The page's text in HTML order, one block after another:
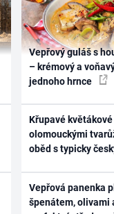
Vepřový guláš s
– krémový a
jednoho hrnce
Křupavé
olomouckými
oběd s typicky
Vepřová panenka
špenátem, olivami